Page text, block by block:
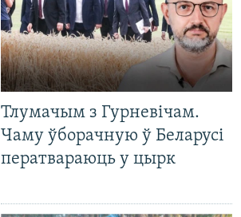
Тлумачым з Гурневічам.
Чаму ўборачную ў Беларусі
ператвараюць у цырк